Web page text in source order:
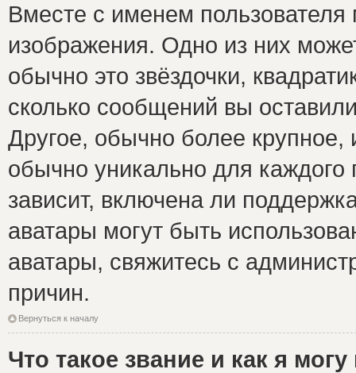
Вместе с именем пользователя
изображения. Одно из них
обычно это звёздочки,
сколько сообщений вы
Другое, обычно более крупное,
обычно уникально для каждого
зависит, включена ли
аватары могут быть
аватары, свяжитесь с
причин.
Вернуться к началу
Что такое звание и как я